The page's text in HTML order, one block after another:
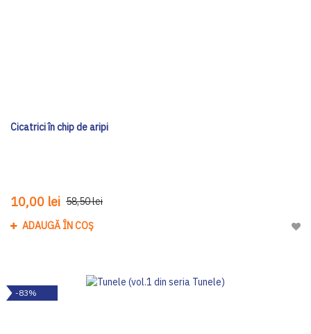
Cicatrici în chip de aripi
10,00 lei 58,50 lei
ADAUGĂ ÎN COȘ
-83%